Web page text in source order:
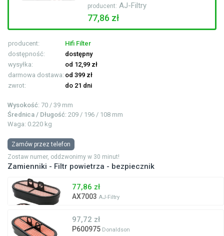
producent: AJ-Filtry
77,86 zł
producent:
Hifi Filter
dostępność:
dostępny
wysyłka:
od 12,99 zł
darmowa dostawa: od 399 zł
zwrot:
do 21 dni
Wysokość: 70 / 39 mm
Średnica / Długość: 209 / 196 / 108 mm
Waga: 0.220 kg
Zamów przez telefon
Zostaw numer, oddzwonimy w 30 minut!
Zamienniki - Filtr powietrza - bezpiecznik
77,86 zł
AX7003 AJ-Filtry
97,72 zł
P600975 Donaldson